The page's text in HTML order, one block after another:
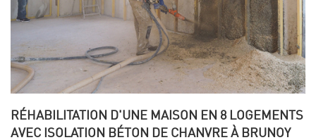
RÉHABILITATION D'UNE MAISON EN 8 LOGEMENTS
AVEC ISOLATION BÉTON DE CHANVRE À BRUNOY